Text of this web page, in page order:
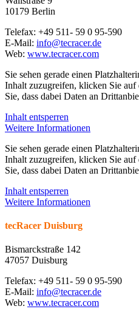
10179 Berlin
Telefax: +49 511- 59 0 95-590
E-Mail: info@tecracer.de
Web: www.tecracer.com
Sie sehen gerade einen
Inhalt zuzugreifen, klicken Sie
Sie, dass dabei Daten an
Inhalt entsperren
Weitere Informationen
Sie sehen gerade einen
Inhalt zuzugreifen, klicken Sie
Sie, dass dabei Daten an
Inhalt entsperren
Weitere Informationen
tecRacer Duisburg
Bismarckstraße 142
47057 Duisburg
Telefax: +49 511- 59 0 95-590
E-Mail: info@tecracer.de
Web: www.tecracer.com